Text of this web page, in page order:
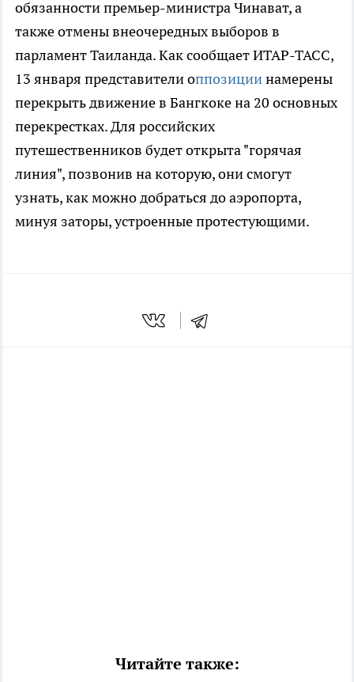
обязанности премьер-министра Чинават, а
также отмены внеочередных выборов в
парламент Таиланда. Как сообщает ИТАР-ТАСС,
13 января представители оппозициинамерены
перекрыть движение в Бангкоке на 20 основных
перекрестках. Для российских
путешественников будет открыта "горячая
линия", позвонив на которую, они смогут
узнать, как можно добраться до аэропорта,
минуя заторы, устроенные протестующими.
Читайте также: